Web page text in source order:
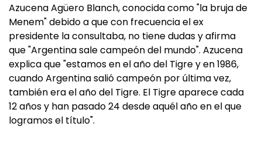
Azucena Agüero Blanch, conocida como "la bruja de
Menem" debido a que con frecuencia el ex
presidente la consultaba, no tiene dudas y afirma
que "Argentina sale campeón del mundo". Azucena
explica que "estamos en el año del Tigre y en 1986,
cuando Argentina salió campeón por última vez,
también era el año del Tigre. El Tigre aparece cada
12 años y han pasado 24 desde aquél año en el que
logramos el título".